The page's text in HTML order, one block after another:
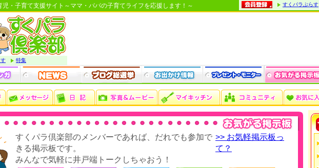
児・子育て支援サイト～ママ・パパの子育てライフを応援します！～ すくパラぷらす
特集
すくパラ倶楽部のメンバーであれば、だれでも参加で
きる掲示板です。
みんなで気軽に井戸端トークしちゃおう！
>> お気軽掲示板っ
て？